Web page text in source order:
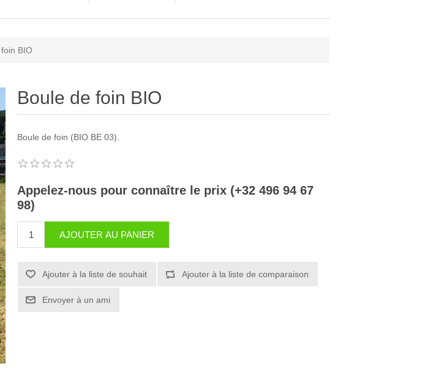
BIO
Boule de foin BIO
Boule de foin (BIO BE 03).
Appelez-nous pour connaître le prix (+32 496 94 67
98)
AJOUTER AU PANIER
Ajouter à la liste de souhait Ajouter à la liste de comparaison
Envoyer à un ami